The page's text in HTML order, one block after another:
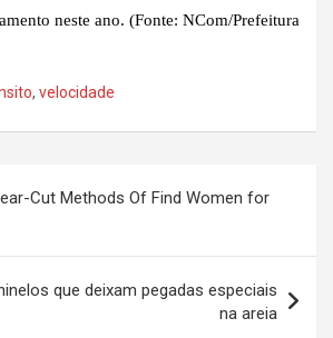
neste ano. (Fonte: NCom/Prefeitura
, velocidade
Cut Methods Of Find Women for
que deixam pegadas especiais
na areia